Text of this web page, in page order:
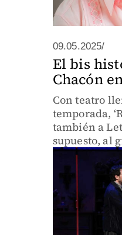
09.05.2025/
El bis
Chacón
Con teatro
temporada,
también a
supuesto, al
puesta en
violencia de